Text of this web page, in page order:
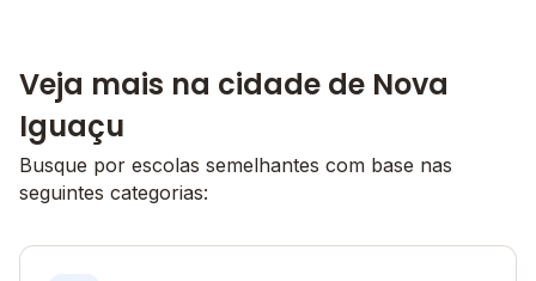
Veja mais na cidade de Nova
Iguaçu
Busque por escolas semelhantes com base nas
seguintes categorias: